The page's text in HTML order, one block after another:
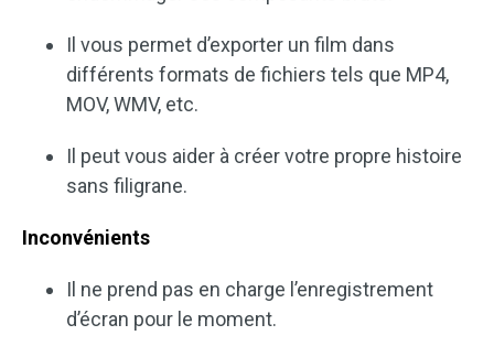
Il vous permet d’exporter un film dans
différents formats de fichiers tels que MP4,
MOV, WMV, etc.
Il peut vous aider à créer votre propre histoire
sans filigrane.
Inconvénients
Il ne prend pas en charge l’enregistrement
d’écran pour le moment.